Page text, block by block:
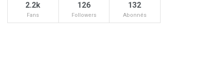
2.2k
Fans
126
Followers
132
Abonnés